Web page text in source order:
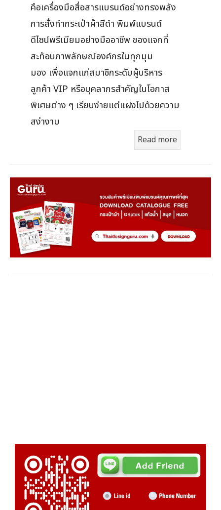
คือเครื่องมือสื่อสารแบรนด์อย่างทรงพลัง
การสั่งทำกระเป๋าผ้าสีดำ พิมพ์แบรนด์
ดีไซน์พรีเมียมอย่างมืออาชีพ ของแจกที่
สะท้อนภาพลักษณ์องค์กรในทุกมุม
มอง เพื่อแจกแก่สมาชิกระดับผู้บริหาร
ลูกค้า VIP หรือบุคลากรสำคัญในโอกาส
พิเศษต่าง ๆ เรียบง่ายแต่แฝงไปด้วยความ
สง่างาม
Read more